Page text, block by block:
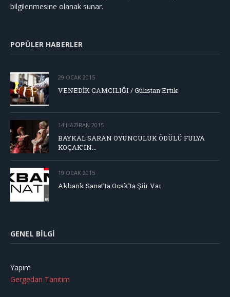
bilgilenmesine olanak sunar.
POPÜLER HABERLER
29 OCAK 2015
VENEDİK CAMCILIĞI / Gülistan Ertik
14 HAZIRAN 2015
BAYKAL SARAN OYUNCULUK ÖDÜLÜ FULYA
KOÇAK’IN…
19 OCAK 2015
Akbank Sanat’ta Ocak’ta Şiir Var
GENEL BILGI
Yapım
Gergedan Tanıtım